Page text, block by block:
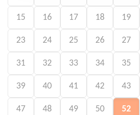
15 16 17 18 19
23 24 25 26 27
31 32 33 34 35
39 40 41 42 43
47 48 49 50 52